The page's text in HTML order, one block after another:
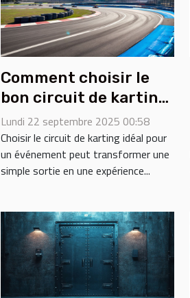
Comment choisir le
bon circuit de karting
pour votre prochain
événement ?
Lundi 22 septembre 2025 00:58
Choisir le circuit de karting idéal pour
un événement peut transformer une
simple sortie en une expérience...